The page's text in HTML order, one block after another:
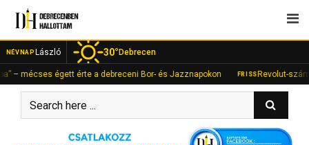
content
NÉVNAP László 30°Debrecen
égett érte a debreceni Bor- és Jazznapokon FRISS Revolut-számlán